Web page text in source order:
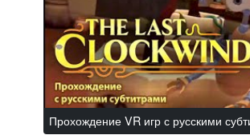
Прохождение VR игр с русскими